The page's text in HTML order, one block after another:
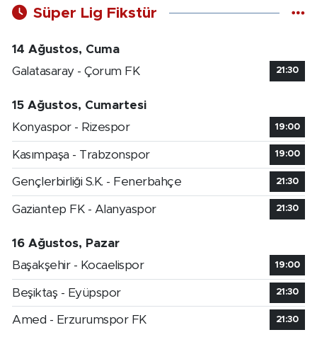
Süper Lig Fikstür
14 Ağustos, Cuma
Galatasaray - Çorum FK
21:30
15 Ağustos, Cumartesi
Konyaspor - Rizespor
19:00
Kasımpaşa - Trabzonspor 19:00
Gençlerbirliği S.K. - Fenerbahçe 21:30
Gaziantep FK - Alanyaspor 21:30
16 Ağustos, Pazar
Başakşehir - Kocaelispor
19:00
Beşiktaş - Eyüpspor 21:30
Amed - Erzurumspor FK 21:30